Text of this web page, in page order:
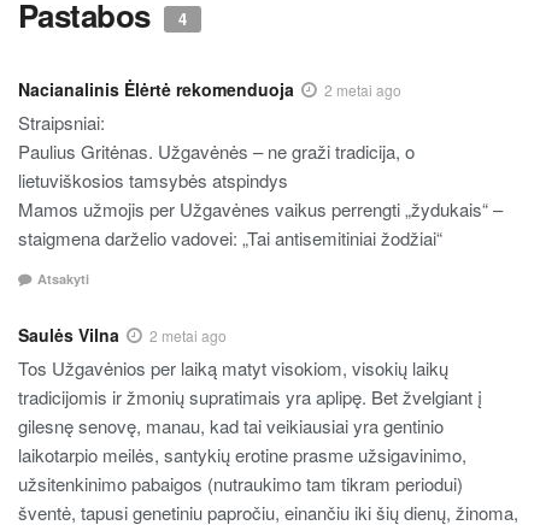
Pastabos 4
Nacianalinis Ėlėrtė rekomenduoja 2 metai ago
Straipsniai:
Paulius Gritėnas. Užgavėnės – ne graži tradicija, o
lietuviškosios tamsybės atspindys
Mamos užmojis per Užgavėnes vaikus perrengti „žydukais“ –
staigmena darželio vadovei: „Tai antisemitiniai žodžiai“
Atsakyti
Saulės Vilna 2 metai ago
Tos Užgavėnios per laiką matyt visokiom, visokių laikų
tradicijomis ir žmonių supratimais yra aplipę. Bet žvelgiant į
gilesnę senovę, manau, kad tai veikiausiai yra gentinio
laikotarpio meilės, santykių erotine prasme užsigavinimo,
užsitenkinimo pabaigos (nutraukimo tam tikram periodui)
šventė, tapusi genetiniu papročiu, einančiu iki šių dienų, žinoma,